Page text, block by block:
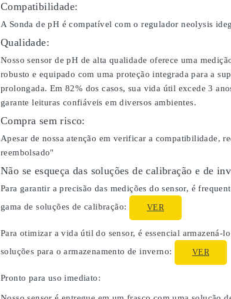
Compatibilidade:
A Sonda de pH é compatível com o regulador neolysis
Qualidade:
Nosso sensor de pH de alta qualidade oferece uma
robusto e equipado com uma proteção integrada para a
prolongada. Em 82% dos casos, sua vida útil excede 3
garante leituras confiáveis em diversos ambientes.
Compra sem risco:
Apesar de nossa atenção em verificar a compatibilidade,
reembolsado"
Não se esqueça das soluções de calibração e de
Para garantir a precisão das medições do sensor, é
gama de soluções de calibração:
VER
Para otimizar a vida útil do sensor, é essencial armazená-
soluções para o armazenamento de inverno:
VER
Pronto para uso imediato: